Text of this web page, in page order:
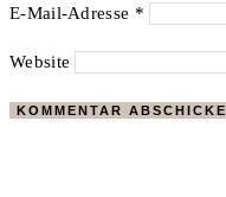
E-Mail-Adresse *
Website